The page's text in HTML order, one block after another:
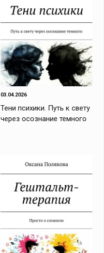
03.04.2026
Тени психики. Путь к свету
через осознание темного